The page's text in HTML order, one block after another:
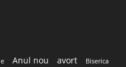
Anul nou avort Biserica